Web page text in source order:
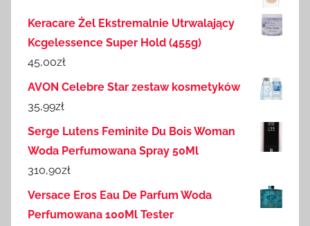
Keracare Żel Ekstremalnie Utrwalający
Kcgelessence Super Hold (455g)
45,00zł
AVON Celebre Star zestaw kosmetyków
35,99zł
Serge Lutens Feminite Du Bois Woman
Woda Perfumowana Spray 50Ml
310,90zł
Versace Eros Eau De Parfum Woda
Perfumowana 100Ml Tester